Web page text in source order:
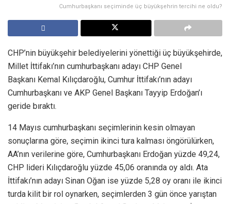
Cumhurbaşkanı seçiminde üç büyükşehrin tercihi ne oldu?
CHP’nin büyükşehir belediyelerini yönettiği üç büyükşehirde,
Millet İttifakı’nın cumhurbaşkanı adayı CHP Genel
Başkanı Kemal Kılıçdaroğlu, Cumhur İttifakı’nın adayı
Cumhurbaşkanı ve AKP Genel Başkanı Tayyip Erdoğan’ı
geride bıraktı.
14 Mayıs cumhurbaşkanı seçimlerinin kesin olmayan
sonuçlarına göre, seçimin ikinci tura kalması öngörülürken,
AA’nın verilerine göre, Cumhurbaşkanı Erdoğan yüzde 49,24,
CHP lideri Kılıçdaroğlu yüzde 45,06 oranında oy aldı. Ata
İttifakı’nın adayı Sinan Oğan ise yüzde 5,28 oy oranı ile ikinci
turda kilit bir rol oynarken, seçimlerden 3 gün önce yarıştan